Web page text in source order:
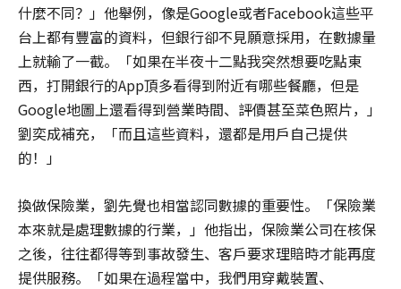
什麼不同？」他舉例，像是Google或者Facebook這些平
台上都有豐富的資料，但銀行卻不見願意採用，在數據量
上就輸了一截。「如果在半夜十二點我突然想要吃點東
西，打開銀行的App頂多看得到附近有哪些餐廳，但是
Google地圖上還看得到營業時間、評價甚至菜色照片，」
劉奕成補充，「而且這些資料，還都是用戶自己提供
的！」
換做保險業，劉先覺也相當認同數據的重要性。「保險業
本來就是處理數據的行業，」他指出，保險業公司在核保
之後，往往都得等到事故發生、客戶要求理賠時才能再度
提供服務。「如果在過程當中，我們用穿戴裝置、